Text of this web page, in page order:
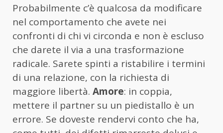
Probabilmente c’è qualcosa da modificare
nel comportamento che avete nei
confronti di chi vi circonda e non è escluso
che darete il via a una trasformazione
radicale. Sarete spinti a ristabilire i termini
di una relazione, con la richiesta di
maggiore libertà. Amore: in coppia,
mettere il partner su un piedistallo è un
errore. Se doveste rendervi conto che ha,